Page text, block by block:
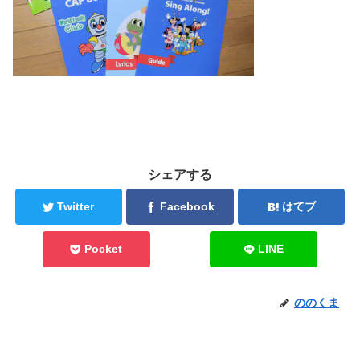
シェアする
Twitter Facebook はてブ
Pocket LINE
ののくま